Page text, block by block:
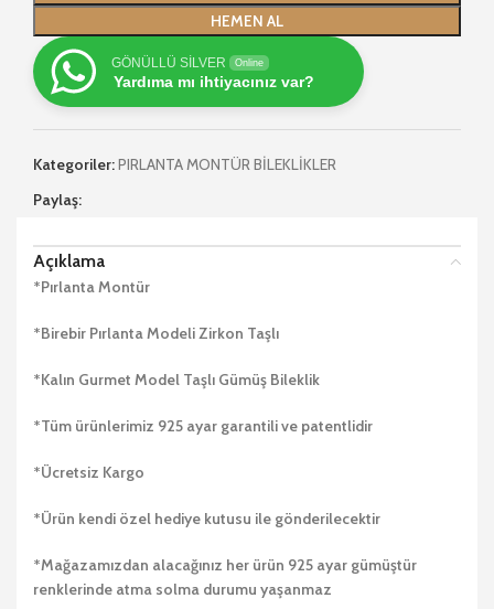
HEMEN AL
GÖNÜLLÜ SİLVER Online
Yardıma mı ihtiyacınız var?
Kategoriler:PIRLANTA MONTÜR BİLEKLİKLER
Paylaş:
Açıklama
*Pırlanta Montür
*Birebir Pırlanta Modeli Zirkon Taşlı
*Kalın Gurmet Model Taşlı Gümüş Bileklik
*Tüm ürünlerimiz 925 ayar garantili ve patentlidir
*Ücretsiz Kargo
*Ürün kendi özel hediye kutusu ile gönderilecektir
*Mağazamızdan alacağınız her ürün 925 ayar gümüştür
renklerinde atma solma durumu yaşanmaz